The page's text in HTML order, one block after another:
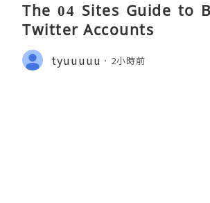
The 04 Sites Guide to
Twitter Accounts
tyuuuuu 2小時前